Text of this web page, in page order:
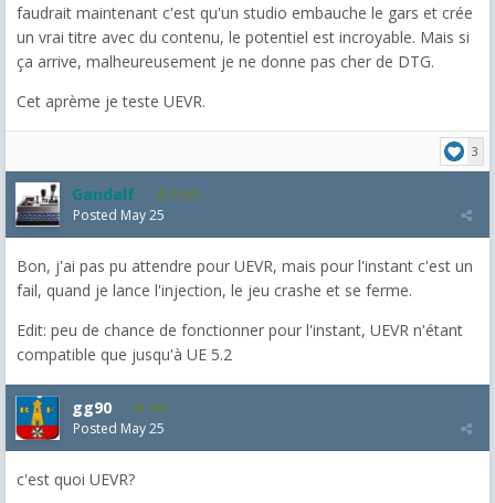
faudrait maintenant c'est qu'un studio embauche le gars et crée
un vrai titre avec du contenu, le potentiel est incroyable. Mais si
ça arrive, malheureusement je ne donne pas cher de DTG.
Cet aprème je teste UEVR.
3
Gandalf 2,463
Posted May 25
Bon, j'ai pas pu attendre pour UEVR, mais pour l'instant c'est un
fail, quand je lance l'injection, le jeu crashe et se ferme.
Edit: peu de chance de fonctionner pour l'instant, UEVR n'étant
compatible que jusqu'à UE 5.2
gg90 263
Posted May 25
c'est quoi UEVR?